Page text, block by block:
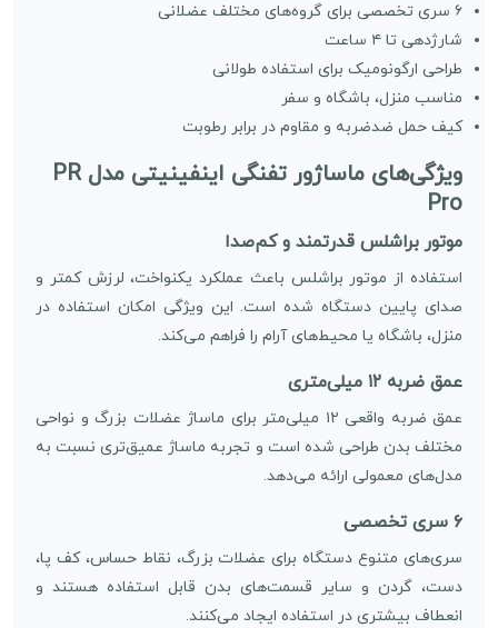
۶ سری تخصصی برای گروه‌های مختلف عضلانی
شارژدهی تا ۴ ساعت
طراحی ارگونومیک برای استفاده طولانی
مناسب منزل، باشگاه و سفر
کیف حمل ضدضربه و مقاوم در برابر رطوبت
ویژگی‌های ماساژور تفنگی اینفینیتی مدل PR
Pro
موتور براشلس قدرتمند و کم‌صدا
استفاده از موتور براشلس باعث عملکرد یکنواخت، لرزش کمتر و
صدای پایین دستگاه شده است. این ویژگی امکان استفاده در
منزل، باشگاه یا محیط‌های آرام را فراهم می‌کند.
عمق ضربه ۱۲ میلی‌متری
عمق ضربه واقعی ۱۲ میلی‌متر برای ماساژ عضلات بزرگ و نواحی
مختلف بدن طراحی شده است و تجربه ماساژ عمیق‌تری نسبت به
مدل‌های معمولی ارائه می‌دهد.
۶ سری تخصصی
سری‌های متنوع دستگاه برای عضلات بزرگ، نقاط حساس، کف پا،
دست، گردن و سایر قسمت‌های بدن قابل استفاده هستند و
انعطاف بیشتری در استفاده ایجاد می‌کنند.